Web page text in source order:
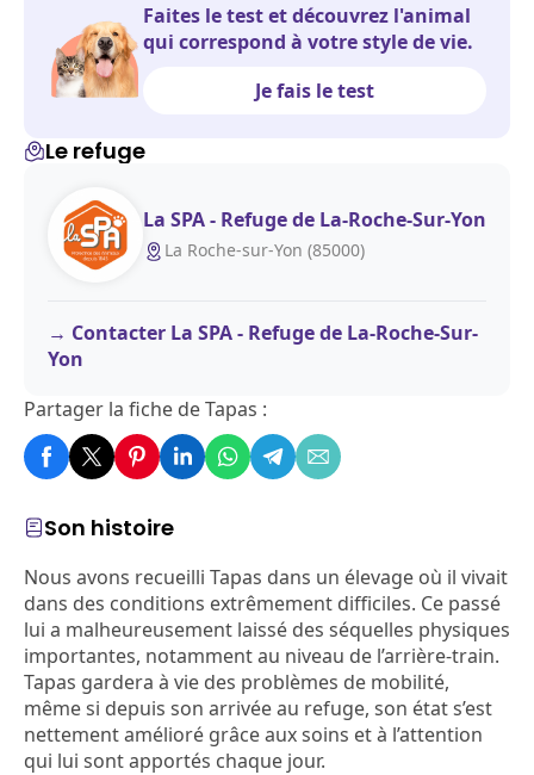
Son histoire
Nous avons recueilli Tapas dans un élevage où il vivait
dans des conditions extrêmement difficiles. Ce passé
lui a malheureusement laissé des séquelles physiques
importantes, notamment au niveau de l’arrière-train.
Tapas gardera à vie des problèmes de mobilité,
même si depuis son arrivée au refuge, son état s’est
nettement amélioré grâce aux soins et à l’attention
qui lui sont apportés chaque jour.
Faites le test et découvrez l'animal
qui correspond à votre style de vie.
Je fais le test
Le refuge
La SPA - Refuge de La-Roche-Sur-Yon
La Roche-sur-Yon (85000)
Contacter La SPA - Refuge de La-Roche-Sur-
Yon
Partager la fiche de Tapas :